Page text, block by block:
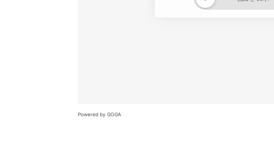
Powered by GOGA